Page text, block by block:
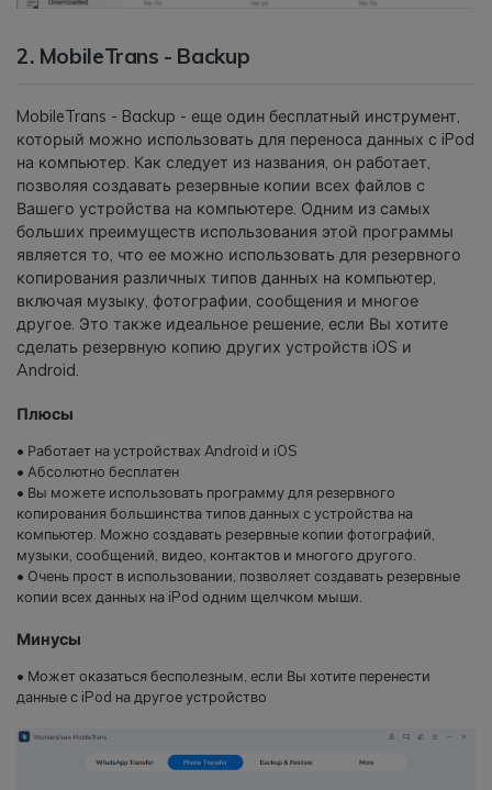
2. MobileTrans - Backup
MobileTrans - Backup - еще один бесплатный инструмент,
который можно использовать для переноса данных с iPod
на компьютер. Как следует из названия, он работает,
позволяя создавать резервные копии всех файлов с
Вашего устройства на компьютере. Одним из самых
больших преимуществ использования этой программы
является то, что ее можно использовать для резервного
копирования различных типов данных на компьютер,
включая музыку, фотографии, сообщения и многое
другое. Это также идеальное решение, если Вы хотите
сделать резервную копию других устройств iOS и
Android.
Плюсы
• Работает на устройствах Android и iOS
• Абсолютно бесплатен
• Вы можете использовать программу для резервного
копирования большинства типов данных с устройства на
компьютер. Можно создавать резервные копии фотографий,
музыки, сообщений, видео, контактов и многого другого.
• Очень прост в использовании, позволяет создавать резервные
копии всех данных на iPod одним щелчком мыши.
Минусы
• Может оказаться бесполезным, если Вы хотите перенести
данные с iPod на другое устройство